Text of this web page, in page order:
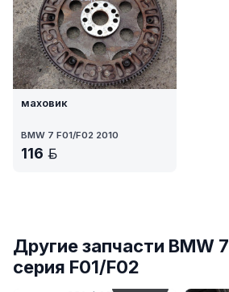
маховик
BMW 7 F01/F02 2010
116
Другие запчасти BMW 7
серия F01/F02